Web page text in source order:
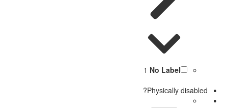
No Label
1
Physically disabled?